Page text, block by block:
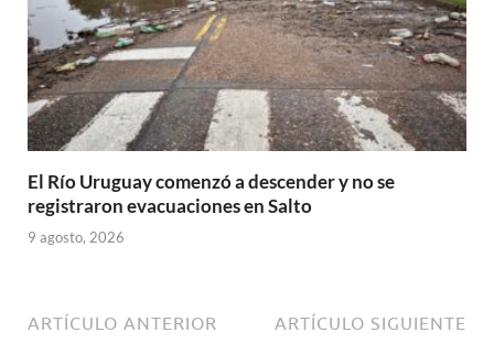
El Río Uruguay comenzó a descender y no se
registraron evacuaciones en Salto
9 agosto, 2026
ARTÍCULO ANTERIOR ARTÍCULO SIGUIENTE